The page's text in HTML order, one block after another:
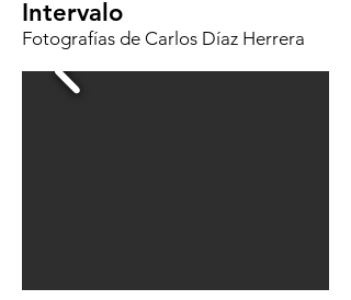
Intervalo
Fotografías de Carlos Díaz Herrera